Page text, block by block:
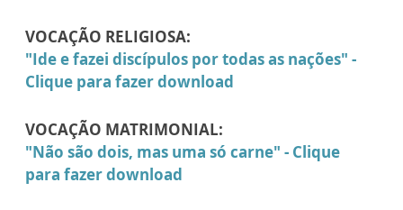
VOCAÇÃO RELIGIOSA:
"Ide e fazei discípulos por todas as nações" -
Clique para fazer download
VOCAÇÃO MATRIMONIAL:
"Não são dois, mas uma só carne" - Clique
para fazer download